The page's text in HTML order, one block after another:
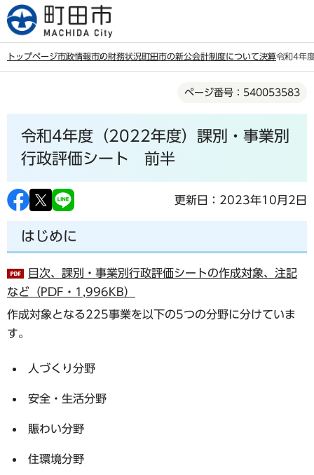
こ
の
トップページ市政情報市の財務状況町田市の新公会計制度について決算令和4年
ページ番号：540053583
令和4年度（2022年度）課別・事業別
行政評価シート 前半
更新日：2023年10月2日
はじめに
目次、課別・事業別行政評価シートの作成対象、注記
など（PDF・1,996KB）
作成対象となる225事業を以下の5つの分野に分けていま
す。
人づくり分野
安全・生活分野
賑わい分野
住環境分野